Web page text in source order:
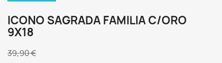
ICONO SAGRADA FAMILIA C/ORO
9X18
39,90 €